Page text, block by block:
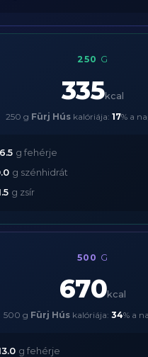
250 G
335kcal
250 g Fürj Húskalóriája: 17% a
g fehérje
g szénhidrát
g zsír
500 G
670kcal
500 g Fürj Húskalóriája: 34% a
g fehérje